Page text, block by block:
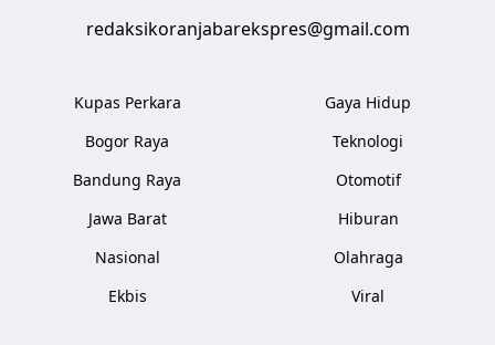
redaksikoranjabarekspres@gmail.com
Kupas Perkara
Bogor Raya
Bandung Raya
Jawa Barat
Nasional
Ekbis
Gaya Hidup
Teknologi
Otomotif
Hiburan
Olahraga
Viral